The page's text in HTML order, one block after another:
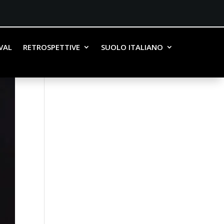
RETROSPETTIVE SUOLO ITALIANO